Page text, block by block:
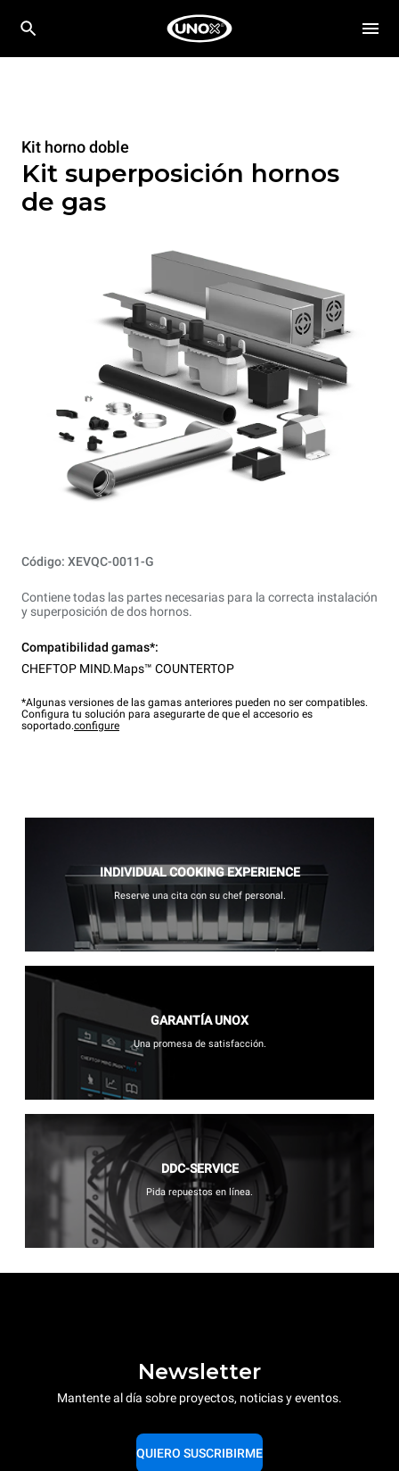
Kit horno doble
Kit superposición hornos
de gas
Código: XEVQC-0011-G
Contiene todas las partes necesarias para la correcta instalación
y superposición de dos hornos.
Compatibilidad gamas*:
CHEFTOP MIND.Maps™ COUNTERTOP
*Algunas versiones de las gamas anteriores pueden no ser compatibles.
Configura tu solución para asegurarte de que el accesorio es
soportado.configure
INDIVIDUAL COOKING EXPERIENCE
Reserve una cita con su chef personal.
GARANTÍA UNOX
Una promesa de satisfacción.
DDC-SERVICE
Pida repuestos en línea.
Newsletter
Mantente al día sobre proyectos, noticias y eventos.
QUIERO SUSCRIBIRME